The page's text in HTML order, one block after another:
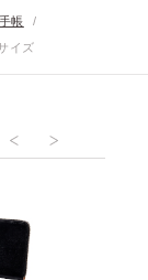
帳
/
イズ